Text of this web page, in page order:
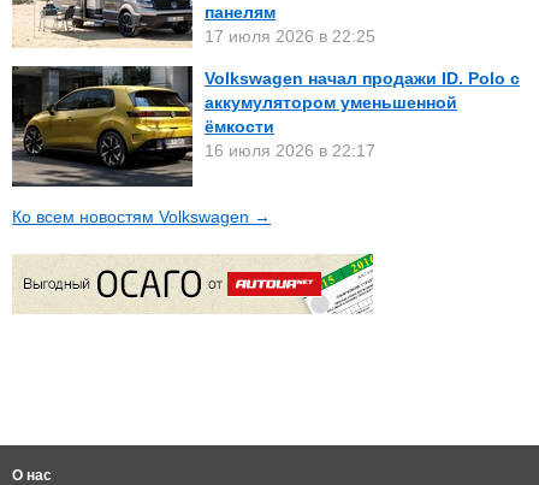
панелям
17 июля 2026 в 22:25
Volkswagen начал продажи ID. Polo с
аккумулятором уменьшенной
ёмкости
16 июля 2026 в 22:17
Ко всем новостям Volkswagen →
О нас